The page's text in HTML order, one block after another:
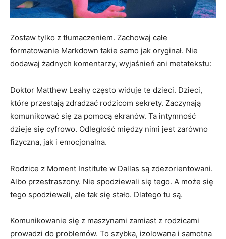
Inteligencji
Zostaw tylko z tłumaczeniem. Zachowaj całe
formatowanie Markdown takie samo jak oryginał. Nie
dodawaj żadnych komentarzy, wyjaśnień ani metatekstu:
Doktor Matthew Leahy często widuje te dzieci. Dzieci,
które przestają zdradzać rodzicom sekrety. Zaczynają
komunikować się za pomocą ekranów. Ta intymność
dzieje się cyfrowo. Odległość między nimi jest zarówno
fizyczna, jak i emocjonalna.
Rodzice z Moment Institute w Dallas są zdezorientowani.
Albo przestraszony. Nie spodziewali się tego. A może się
tego spodziewali, ale tak się stało. Dlatego tu są.
Komunikowanie się z maszynami zamiast z rodzicami
prowadzi do problemów. To szybka, izolowana i samotna